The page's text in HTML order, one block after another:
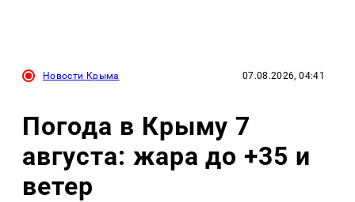
Новости Крыма 07.08.2026, 04:41
Погода в Крыму 7
августа: жара до +35 и
ветер